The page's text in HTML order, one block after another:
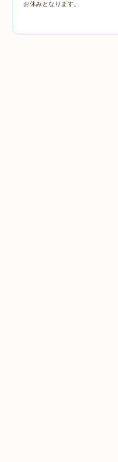
お休みとなります。